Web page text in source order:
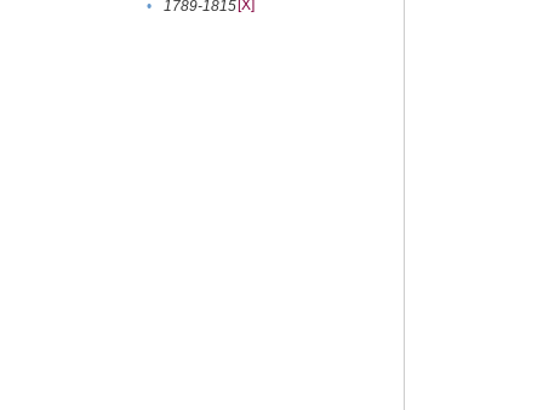
•
1789-1815[X]